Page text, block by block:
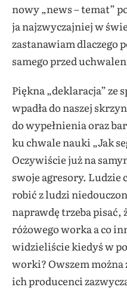
nowy „news – temat”
ja najzwyczajniej w
zastanawiam dlaczego
samego przed
Piękna „deklaracja” ze
wpadła do naszej
do wypełnienia oraz
ku chwale nauki „Jak
Oczywiście już na
swoje agresory. Ludzie
robić z ludzi
naprawdę trzeba pisać,
różowego worka a co
widzieliście kiedyś w
worki? Owszem
ich producenci